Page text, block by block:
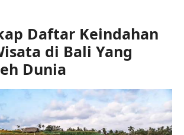
Daftar Keindahan
di Bali Yang
Dunia